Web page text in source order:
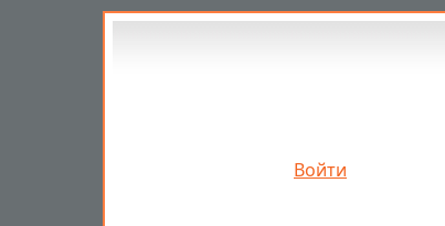
Перейти к основному содержанию
Войти